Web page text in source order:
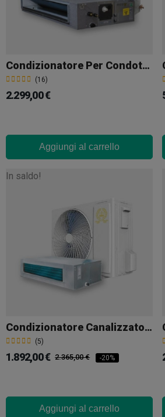
Condizionatore Per Condotto 56000 BTU
(16)
2.299,00 €
Aggiungi al carrello
Condizionatore Canalizzato 40000 BTU
(5)
1.892,00 € 2.365,00 € -20%
Aggiungi al carrello
In saldo!